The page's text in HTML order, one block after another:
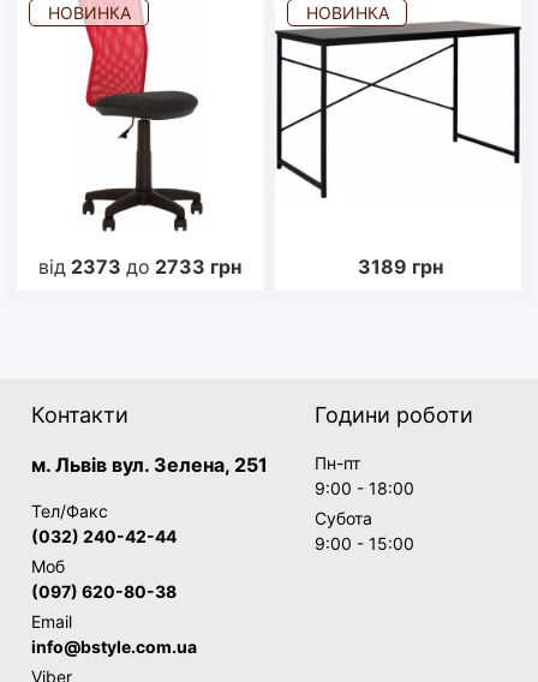
НОВИНКА
від 2373 до 2733 грн
НОВИНКА
3189 грн
Контакти
м. Львів вул. Зелена, 251
Тел/Факс
(032) 240-42-44
Моб
(097) 620-80-38
Email
info@bstyle.com.ua
Viber
Години роботи
Пн-пт
9:00 - 18:00
Субота
9:00 - 15:00